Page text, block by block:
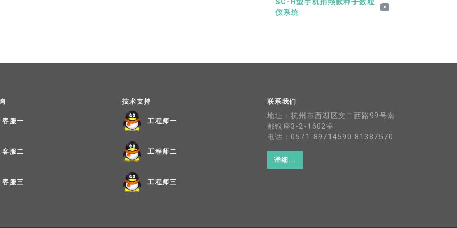
仪系统
>
客服一
客服二
客服三
技术支持
工程师一
工程师二
工程师三
联系我们
地址：杭州市西湖区文二西路99号南
都银座3-2-1602室
电话：0571-89714590 81387570
详细...